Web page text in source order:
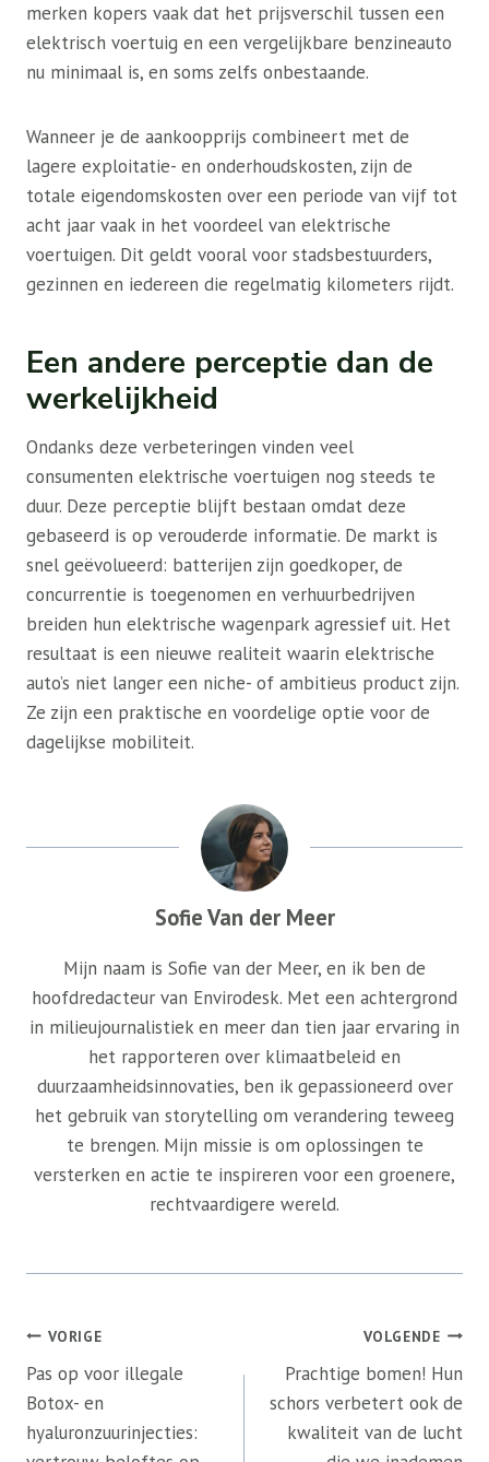
merken kopers vaak dat het prijsverschil tussen een
elektrisch voertuig en een vergelijkbare benzineauto
nu minimaal is, en soms zelfs onbestaande.
Wanneer je de aankoopprijs combineert met de
lagere exploitatie- en onderhoudskosten, zijn de
totale eigendomskosten over een periode van vijf tot
acht jaar vaak in het voordeel van elektrische
voertuigen. Dit geldt vooral voor stadsbestuurders,
gezinnen en iedereen die regelmatig kilometers rijdt.
Een andere perceptie dan de
werkelijkheid
Ondanks deze verbeteringen vinden veel
consumenten elektrische voertuigen nog steeds te
duur. Deze perceptie blijft bestaan ​​omdat deze
gebaseerd is op verouderde informatie. De markt is
snel geëvolueerd: batterijen zijn goedkoper, de
concurrentie is toegenomen en verhuurbedrijven
breiden hun elektrische wagenpark agressief uit. Het
resultaat is een nieuwe realiteit waarin elektrische
auto’s niet langer een niche- of ambitieus product zijn.
Ze zijn een praktische en voordelige optie voor de
dagelijkse mobiliteit.
Sofie Van der Meer
Mijn naam is Sofie van der Meer, en ik ben de
hoofdredacteur van Envirodesk. Met een achtergrond
in milieujournalistiek en meer dan tien jaar ervaring in
het rapporteren over klimaatbeleid en
duurzaamheidsinnovaties, ben ik gepassioneerd over
het gebruik van storytelling om verandering teweeg
te brengen. Mijn missie is om oplossingen te
versterken en actie te inspireren voor een groenere,
rechtvaardigere wereld.
Bericht
navigatie
VORIGE
Pas op voor illegale
Botox- en
hyaluronzuurinjecties:
VOLGENDE
Prachtige bomen! Hun
schors verbetert ook de
kwaliteit van de lucht